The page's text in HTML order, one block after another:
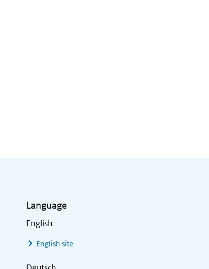
Language
English
English site